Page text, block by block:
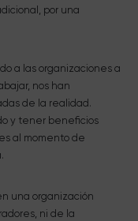
por una
a las organizaciones a
nos han
de la realidad.
y tener beneficios
al momento de
una organización
ni de la